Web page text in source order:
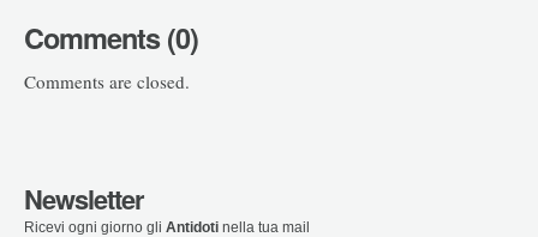
Comments (0)
Comments are closed.
Newsletter
Ricevi ogni giorno gli Antidoti nella tua mail